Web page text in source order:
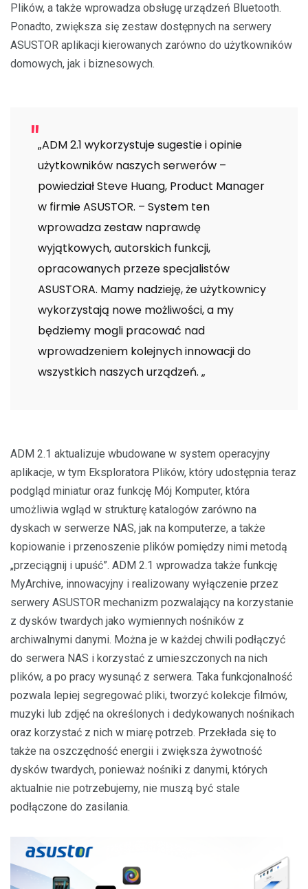
Plików, a także wprowadza obsługę urządzeń Bluetooth.
Ponadto, zwiększa się zestaw dostępnych na serwery
ASUSTOR aplikacji kierowanych zarówno do użytkowników
domowych, jak i biznesowych.
„ADM 2.1 wykorzystuje sugestie i opinie
użytkowników naszych serwerów –
powiedział Steve Huang, Product Manager
w firmie ASUSTOR. – System ten
wprowadza zestaw naprawdę
wyjątkowych, autorskich funkcji,
opracowanych przeze specjalistów
ASUSTORA. Mamy nadzieję, że użytkownicy
wykorzystają nowe możliwości, a my
będziemy mogli pracować nad
wprowadzeniem kolejnych innowacji do
wszystkich naszych urządzeń. „
ADM 2.1 aktualizuje wbudowane w system operacyjny
aplikacje, w tym Eksploratora Plików, który udostępnia teraz
podgląd miniatur oraz funkcję Mój Komputer, która
umożliwia wgląd w strukturę katalogów zarówno na
dyskach w serwerze NAS, jak na komputerze, a także
kopiowanie i przenoszenie plików pomiędzy nimi metodą
„przeciągnij i upuść”. ADM 2.1 wprowadza także funkcję
MyArchive, innowacyjny i realizowany wyłączenie przez
serwery ASUSTOR mechanizm pozwalający na korzystanie
z dysków twardych jako wymiennych nośników z
archiwalnymi danymi. Można je w każdej chwili podłączyć
do serwera NAS i korzystać z umieszczonych na nich
plików, a po pracy wysunąć z serwera. Taka funkcjonalność
pozwala lepiej segregować pliki, tworzyć kolekcje filmów,
muzyki lub zdjęć na określonych i dedykowanych nośnikach
oraz korzystać z nich w miarę potrzeb. Przekłada się to
także na oszczędność energii i zwiększa żywotność
dysków twardych, ponieważ nośniki z danymi, których
aktualnie nie potrzebujemy, nie muszą być stale
podłączone do zasilania.